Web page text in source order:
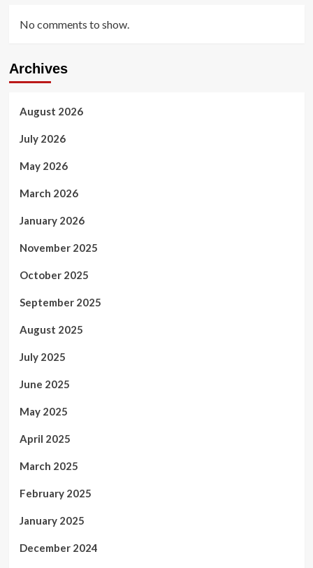
No comments to show.
Archives
August 2026
July 2026
May 2026
March 2026
January 2026
November 2025
October 2025
September 2025
August 2025
July 2025
June 2025
May 2025
April 2025
March 2025
February 2025
January 2025
December 2024